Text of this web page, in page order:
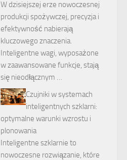
W dzisiejszej erze nowoczesnej
produkcji spożywczej, precyzja i
efektywność nabierają
kluczowego znaczenia.
Inteligentne wagi, wyposażone
w zaawansowane funkcje, stają
się nieodłącznym …
Czujniki w systemach
inteligentnych szklarni:
optymalne warunki wzrostu i
plonowania
Inteligentne szklarnie to
nowoczesne rozwiązanie, które